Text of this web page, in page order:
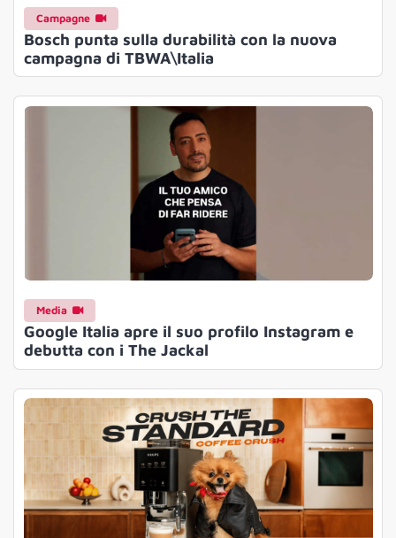
Campagne
Bosch punta sulla durabilità con la nuova
campagna di TBWA\Italia
Media
Google Italia apre il suo profilo Instagram e
debutta con i The Jackal